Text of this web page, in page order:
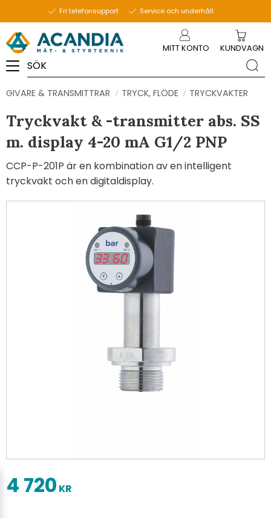
Fri telefonsupport Service och underhåll
MITT KONTO KUNDVAGN
GIVARE & TRANSMITTRAR TRYCK, FLÖDE TRYCKVAKTER
Tryckvakt & -transmitter abs. SS
m. display 4-20 mA G1/2 PNP
CCP-P-201P är en kombination av en intelligent
tryckvakt och en digitaldisplay.
4 720 KR